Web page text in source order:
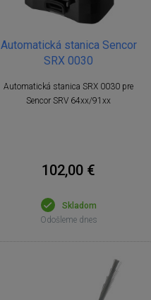
Automatická stanica Sencor
SRX 0030
Automatická stanica SRX 0030 pre
Sencor SRV 64xx/91xx
102,00 €
Skladom
Odošleme dnes